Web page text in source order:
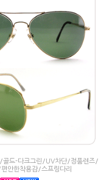
골드-다크그린/UV차단/정품렌즈/
안한착용감/스프링다리